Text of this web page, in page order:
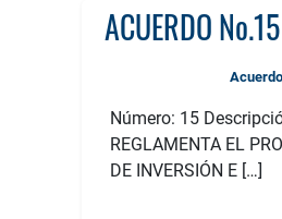
Número: 15
REGLAMENTA EL
DE INVERSIÓN E […]